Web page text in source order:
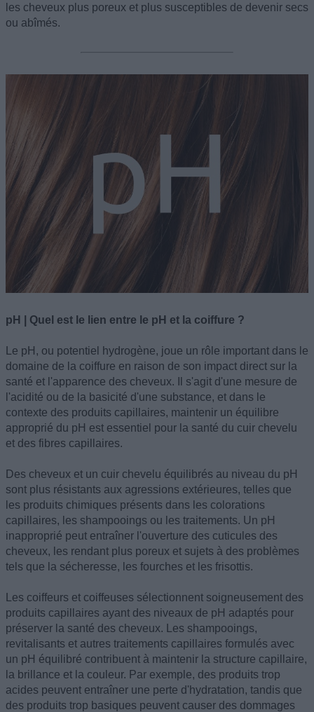
les cheveux plus poreux et plus susceptibles de devenir secs
ou abîmés.
pH | Quel est le lien entre le pH et la coiffure ?
Le pH, ou potentiel hydrogène, joue un rôle important dans le
domaine de la coiffure en raison de son impact direct sur la
santé et l'apparence des cheveux. Il s'agit d'une mesure de
l'acidité ou de la basicité d'une substance, et dans le
contexte des produits capillaires, maintenir un équilibre
approprié du pH est essentiel pour la santé du cuir chevelu
et des fibres capillaires.
Des cheveux et un cuir chevelu équilibrés au niveau du pH
sont plus résistants aux agressions extérieures, telles que
les produits chimiques présents dans les colorations
capillaires, les shampooings ou les traitements. Un pH
inapproprié peut entraîner l'ouverture des cuticules des
cheveux, les rendant plus poreux et sujets à des problèmes
tels que la sécheresse, les fourches et les frisottis.
Les coiffeurs et coiffeuses sélectionnent soigneusement des
produits capillaires ayant des niveaux de pH adaptés pour
préserver la santé des cheveux. Les shampooings,
revitalisants et autres traitements capillaires formulés avec
un pH équilibré contribuent à maintenir la structure capillaire,
la brillance et la couleur. Par exemple, des produits trop
acides peuvent entraîner une perte d'hydratation, tandis que
des produits trop basiques peuvent causer des dommages